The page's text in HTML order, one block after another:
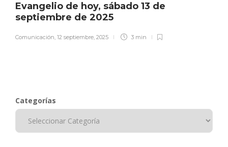
Evangelio de hoy, sábado 13 de
septiembre de 2025
Comunicación, 12 septiembre, 2025 3 min
Categorías